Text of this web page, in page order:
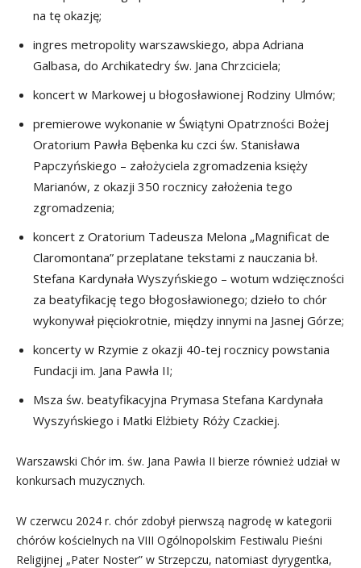
na tę okazję;
ingres metropolity warszawskiego, abpa Adriana
Galbasa, do Archikatedry św. Jana Chrzciciela;
koncert w Markowej u błogosławionej Rodziny Ulmów;
premierowe wykonanie w Świątyni Opatrzności Bożej
Oratorium Pawła Bębenka ku czci św. Stanisława
Papczyńskiego – założyciela zgromadzenia księży
Marianów, z okazji 350 rocznicy założenia tego
zgromadzenia;
koncert z Oratorium Tadeusza Melona „Magnificat de
Claromontana” przeplatane tekstami z nauczania bł.
Stefana Kardynała Wyszyńskiego – wotum wdzięczności
za beatyfikację tego błogosławionego; dzieło to chór
wykonywał pięciokrotnie, między innymi na Jasnej Górze;
koncerty w Rzymie z okazji 40-tej rocznicy powstania
Fundacji im. Jana Pawła II;
Msza św. beatyfikacyjna Prymasa Stefana Kardynała
Wyszyńskiego i Matki Elżbiety Róży Czackiej.
Warszawski Chór im. św. Jana Pawła II bierze również udział w
konkursach muzycznych.
W czerwcu 2024 r. chór zdobył pierwszą nagrodę w kategorii
chórów kościelnych na VIII Ogólnopolskim Festiwalu Pieśni
Religijnej „Pater Noster” w Strzepczu, natomiast dyrygentka,